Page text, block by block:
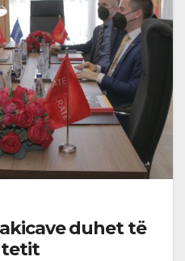
duhet të